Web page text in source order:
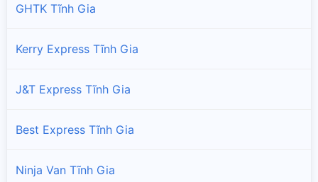
GHTK Tĩnh Gia
Kerry Express Tĩnh Gia
J&T Express Tĩnh Gia
Best Express Tĩnh Gia
Ninja Van Tĩnh Gia